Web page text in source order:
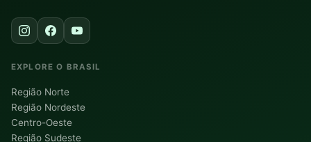
EXPLORE O BRASIL
Região Norte
Região Nordeste
Centro-Oeste
Região Sudeste